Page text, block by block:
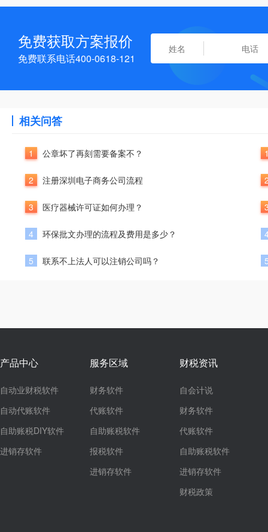
免费获取方案报价
免费联系电话400-0618-121
相关问答
1 公章坏了再刻需要备案不？
2 注册深圳电子商务公司流程
3 医疗器械许可证如何办理？
4 环保批文办理的流程及费用是多少？
5 联系不上法人可以注销公司吗？
产品中心
自动业财税软件
自动代账软件
自助账税DIY软件
进销存软件
服务区域
财务软件
代账软件
自助账税软件
报税软件
进销存软件
财税资讯
自会计说
财务软件
代账软件
自助账税软件
进销存软件
财税政策